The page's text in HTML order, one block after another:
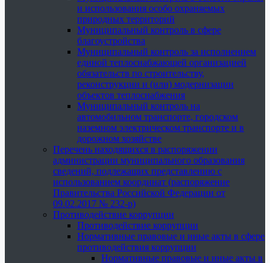
и использования особо охраняемых
природных территорий
Муниципальный контроль в сфере
благоустройства
Муниципальный контроль за исполнением
единой теплоснабжающей организацией
обязательств по строительству,
реконструкции и (или) модернизации
объектов теплоснабжения
Муниципальный контроль на
автомобильном транспорте, городском
наземном электрическом транспорте и в
дорожном хозяйстве
Перечень находящихся в распоряжении
администрации муниципального образования
сведений, подлежащих представлению с
использованием координат (распоряжение
Правительства Российской Федерации от
09.02.2017 № 232-р)
Противодействие коррупции
Противодействие коррупции
Нормативные правовые и иные акты в сфере
противодействия коррупции
Нормативные правовые и иные акты в